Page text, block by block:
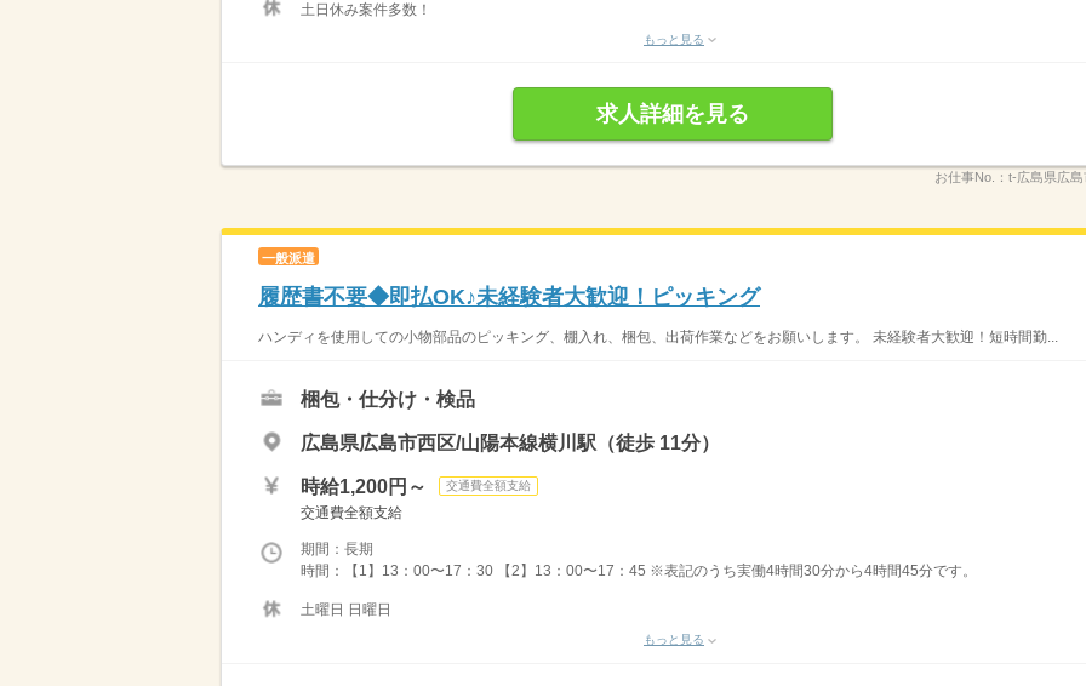
土日休み案件多数！
もっと見る
求人詳細を見る
お仕事No.： t-広島県広島
一般派遣
履歴書不要◆即払OK♪未経験者大歓迎！ピッキング
ハンディを使用しての小物部品のピッキング、棚入れ、梱包、出荷作業などをお願いします。 未経験者大歓迎！短時間勤...
梱包・仕分け・検品
広島県広島市西区/山陽本線横川駅（徒歩 11分）
時給1,200円～ 交通費全額支給
交通費全額支給
期間：長期
時間：【1】13：00〜17：30 【2】13：00〜17：45 ※表記のうち実働4時間30分から4時間45分です。
土曜日 日曜日
もっと見る